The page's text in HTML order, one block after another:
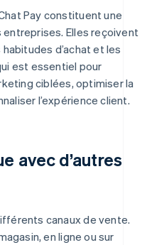
Pay constituent une
Elles reçoivent
d’achat et les
est essentiel pour
ciblées, optimiser la
l’expérience client.
avec d’autres
canaux de vente.
en ligne ou sur